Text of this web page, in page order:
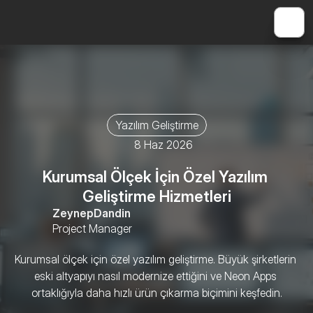
Yazılım Geliştirme
8 Haz 2026
Kurumsal Ölçek İçin Özel Yazılım
Geliştirme Hizmetleri
ZeynepDandin
Project Manager
Kurumsal ölçek için özel yazılım geliştirme. Büyük şirketlerin
eski altyapıyı nasıl modernize ettiğini ve Neon Apps
ortaklığıyla daha hızlı ürün çıkarma biçimini keşfedin.